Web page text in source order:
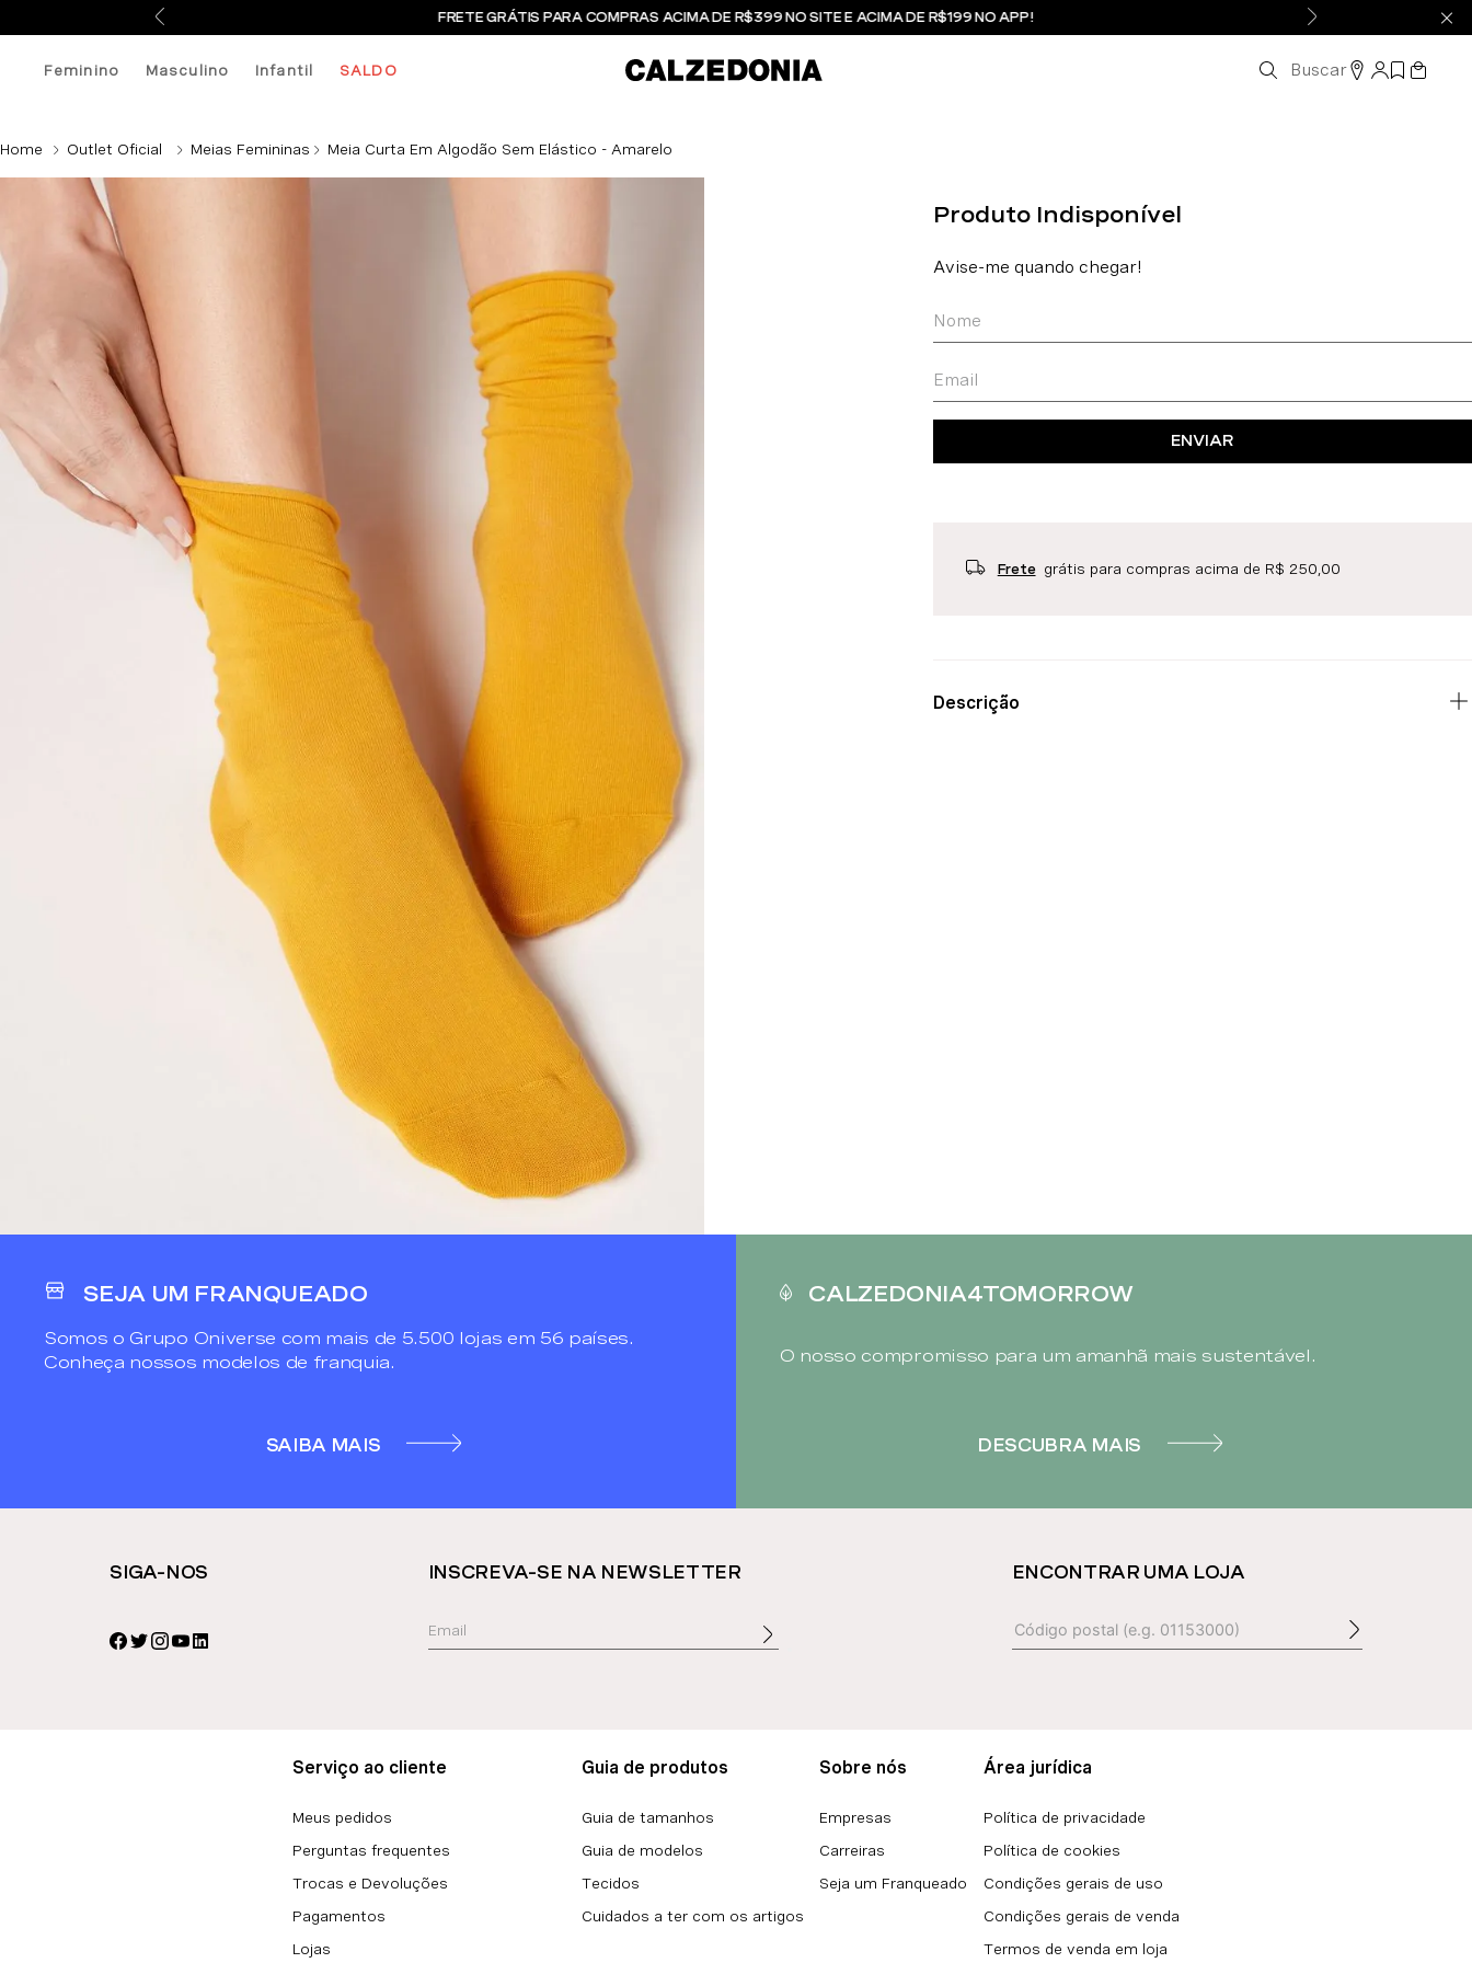
FRETE GRÁTIS PARA COMPRAS ACIMA DE R$399 NO SITE E ACIMA DE R$199 NO APP!
Feminino Masculino Infantil SALDO Buscar
Outlet Oficial Meias Femininas Meia Curta Em Algodão Sem Elástico - Amarelo
ENVIAR
Frete grátis para compras acima de R$ 250,00
Descrição
SEJA UM FRANQUEADO
Somos o Grupo Oniverse com mais de 5.500 lojas em 56 países.
Conheça nossos modelos de franquia.
SAIBA MAIS
CALZEDONIA4TOMORROW
O nosso compromisso para um amanhã mais sustentável.
DESCUBRA MAIS
SIGA-NOS INSCREVA-SE NA NEWSLETTER ENCONTRAR UMA LOJA
Serviço ao cliente
Meus pedidos
Perguntas frequentes
Trocas e Devoluções
Pagamentos
Lojas
Guia de produtos
Guia de tamanhos
Guia de modelos
Tecidos
Cuidados a ter com os artigos
Sobre nós
Empresas
Carreiras
Seja um Franqueado
Área jurídica
Política de privacidade
Política de cookies
Condições gerais de uso
Condições gerais de venda
Termos de venda em loja